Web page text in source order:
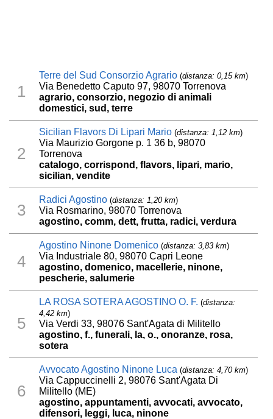
1
Terre del Sud Consorzio Agrario (distanza: 0,15 km)
Via Benedetto Caputo 97, 98070 Torrenova
agrario, consorzio, negozio di animali
domestici, sud, terre
2
Sicilian Flavors Di Lipari Mario (distanza: 1,12 km)
Via Maurizio Gorgone p. 1 36 b, 98070
Torrenova
catalogo, corrispond, flavors, lipari, mario,
sicilian, vendite
3
Radici Agostino (distanza: 1,20 km)
Via Rosmarino, 98070 Torrenova
agostino, comm, dett, frutta, radici, verdura
4
Agostino Ninone Domenico (distanza: 3,83 km)
Via Industriale 80, 98070 Capri Leone
agostino, domenico, macellerie, ninone,
pescherie, salumerie
5
LA ROSA SOTERA AGOSTINO O. F. (distanza:
4,42 km)
Via Verdi 33, 98076 Sant'Agata di Militello
agostino, f., funerali, la, o., onoranze, rosa,
sotera
6
Avvocato Agostino Ninone Luca (distanza: 4,70 km)
Via Cappuccinelli 2, 98076 Sant'Agata Di
Militello (ME)
agostino, appuntamenti, avvocati, avvocato,
difensori, leggi, luca, ninone